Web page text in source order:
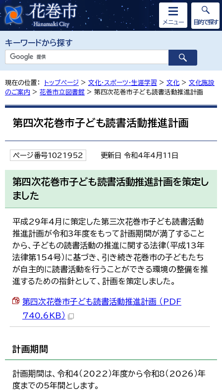
キーワードから探す
メニュー 目的で探す
現在の位置： トップページ > 文化・スポーツ・生涯学習 > 文化 > 文化施設
のご案内 > 花巻市立図書館 > 第四次花巻市子ども読書活動推進計画
第四次花巻市子ども読書活動推進計画
ページ番号1021952 更新日 令和4年4月11日
第四次花巻市子ども読書活動推進計画を策定し
ました
平成29年4月に策定した第三次花巻市子ども読書活動
推進計画が令和3年度をもって計画期間が満了すること
から、子どもの読書活動の推進に関する法律（平成13年
法律第154号）に基づき、引き続き花巻市の子どもたち
が自主的に読書活動を行うことができる環境の整備を推
進するための指針として、計画を策定しました。
第四次花巻市子ども読書活動推進計画 （PDF
740.6KB）
計画期間
計画期間は、令和4（2022）年度から令和8（2026）年
度までの5年間とします。